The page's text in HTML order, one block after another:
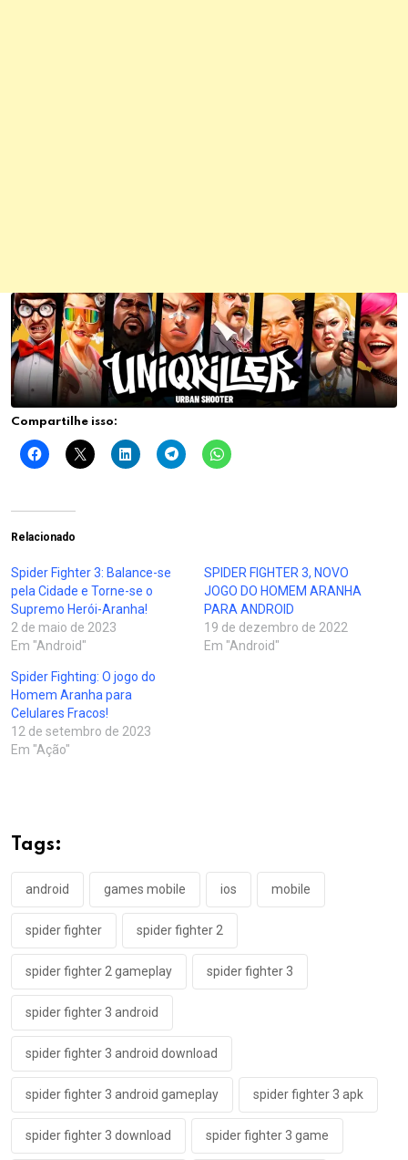
Compartilhe isso:
Relacionado
Spider Fighter 3: Balance-se
pela Cidade e Torne-se o
Supremo Herói-Aranha!
2 de maio de 2023
Em "Android"
SPIDER FIGHTER 3, NOVO
JOGO DO HOMEM ARANHA
PARA ANDROID
19 de dezembro de 2022
Em "Android"
Spider Fighting: O jogo do
Homem Aranha para
Celulares Fracos!
12 de setembro de 2023
Em "Ação"
Tags:
android games mobile ios mobile
spider fighter spider fighter 2
spider fighter 2 gameplay spider fighter 3
spider fighter 3 android
spider fighter 3 android download
spider fighter 3 android gameplay spider fighter 3 apk
spider fighter 3 download spider fighter 3 game